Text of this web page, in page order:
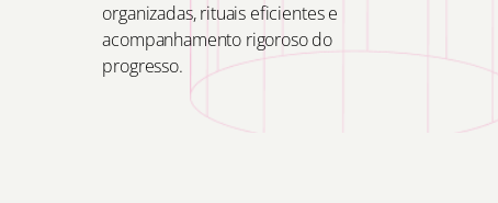
organizadas, rituais eficientes e
acompanhamento rigoroso do
progresso.